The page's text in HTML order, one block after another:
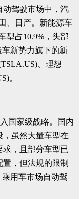
动驾驶市场中，汽
、日产。新能源车
型占10.9%，头部
车新势力旗下的新
、理想
。
国家级战略。国内
虽然大量车型在
，且部分车型已
，但法规的限制
用车市场自动驾